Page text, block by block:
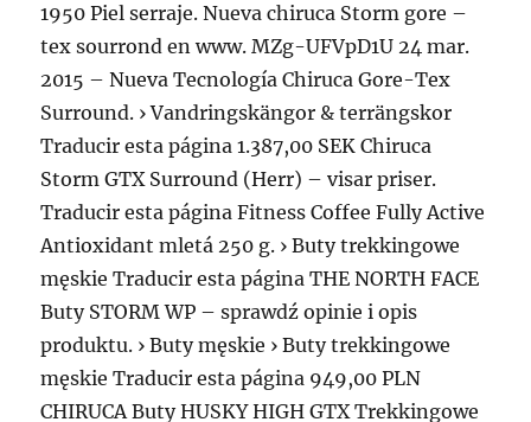
1950 Piel serraje. Nueva chiruca Storm gore –
tex sourrond en www. MZg-UFVpD1U 24 mar.
2015 – Nueva Tecnología Chiruca Gore-Tex
Surround. › Vandringskängor & terrängskor
Traducir esta página 1.387,00 SEK Chiruca
Storm GTX Surround (Herr) – visar priser.
Traducir esta página Fitness Coffee Fully Active
Antioxidant mletá 250 g. › Buty trekkingowe
męskie Traducir esta página THE NORTH FACE
Buty STORM WP – sprawdź opinie i opis
produktu. › Buty męskie › Buty trekkingowe
męskie Traducir esta página 949,00 PLN
CHIRUCA Buty HUSKY HIGH GTX Trekkingowe